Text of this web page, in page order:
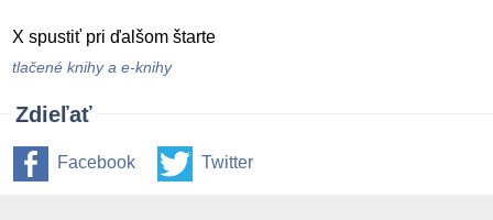
X spustiť pri ďalšom štarte
tlačené knihy a e-knihy
Zdieľať
Facebook Twitter